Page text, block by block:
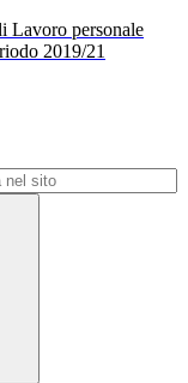
Lavoro personale
2019/21